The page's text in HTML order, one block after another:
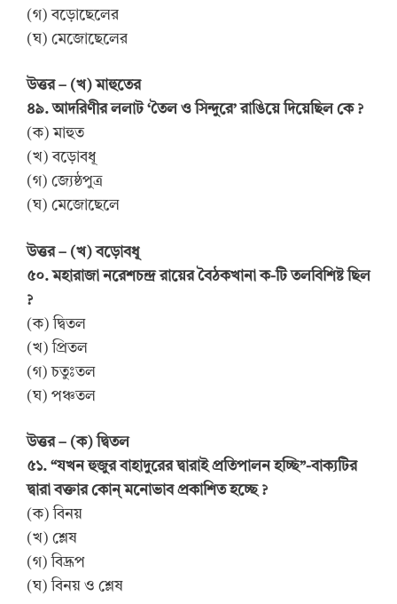
(গ) বড়োছেলের
(ঘ) মেজোছেলের
উত্তর – (খ) মাহুতের
৪৯. আদরিণীর ললাট ‘তৈল ও সিন্দুরে’ রাঙিয়ে দিয়েছিল কে ?
(ক) মাহুত
(খ) বড়োবধূ
(গ) জ্যেষ্ঠপুত্র
(ঘ) মেজোছেলে
উত্তর – (খ) বড়োবধূ
৫০. মহারাজা নরেশচন্দ্র রায়ের বৈঠকখানা ক-টি তলবিশিষ্ট ছিল
?
(ক) দ্বিতল
(খ) প্রিতল
(গ) চতুঃতল
(ঘ) পঞ্চতল
উত্তর – (ক) দ্বিতল
৫১. “যখন হুজুর বাহাদুরের দ্বারাই প্রতিপালন হচ্ছি”-বাক্যটির
দ্বারা বক্তার কোন্ মনোভাব প্রকাশিত হচ্ছে ?
(ক) বিনয়
(খ) শ্লেষ
(গ) বিদ্রূপ
(ঘ) বিনয় ও শ্লেষ